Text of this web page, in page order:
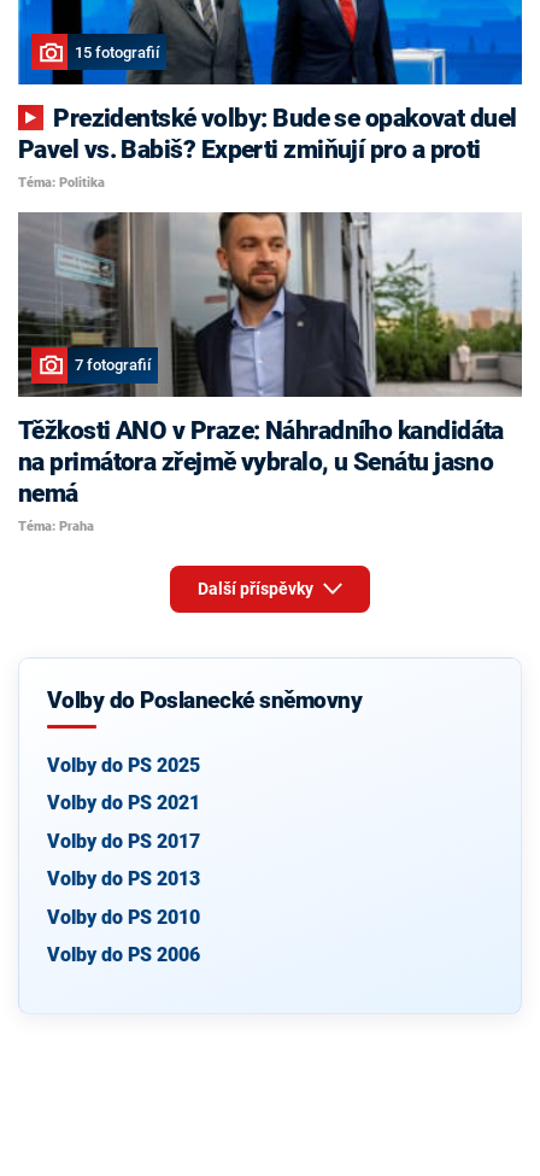
15 fotografií
Pavel vs. Babiš? Experti zmiňují pro a proti
Téma: Politika
7 fotografií
Těžkosti ANO v Praze: Náhradního kandidáta
na primátora zřejmě vybralo, u Senátu jasno
nemá
Téma: Praha
Další příspěvky
Volby do Poslanecké sněmovny
Volby do PS 2025
Volby do PS 2021
Volby do PS 2017
Volby do PS 2013
Volby do PS 2010
Volby do PS 2006